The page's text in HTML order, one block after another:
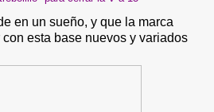
en un sueño, y que la marca
esta base nuevos y variados